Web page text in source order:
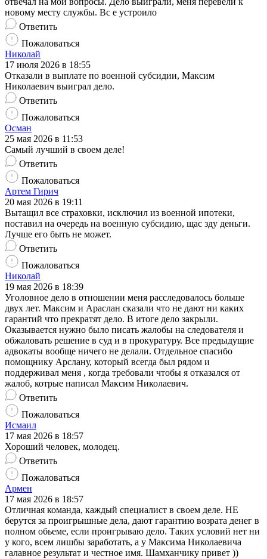
новому месту службы. Вс е устроило
Ответить
Пожаловаться
Николай
17 июля 2026 в 18:55
Отказали в выплате по военной субсидии, Максим
Николаевич выиграл дело.
Ответить
Пожаловаться
Осман
25 мая 2026 в 11:53
Самый лучший в своем деле!
Ответить
Пожаловаться
Артем Гирич
20 мая 2026 в 19:11
Вытащил все страховки, исключил из военной ипотеки,
поставил на очередь на военную субсидию, щас зду деньги.
Лучше его быть не может.
Ответить
Пожаловаться
Николай
19 мая 2026 в 18:39
Уголовное дело в отношении меня расследовалось больше
двух лет. Максим и Араслан сказали что не дают ни каких
гарантий что прекратят дело. В итоге дело закрыли.
Оказывается нужно было писать жалобы на следователя и
обжаловать решение в суд и в прокуратуру. Все предыдущие
адвокаты вообще ничего не делали. Отдельное спасибо
помощнику Арслану, который всегда был рядом и
поддерживал меня , когда требовали чтобы я отказался от
жалоб, котрые написал Максим Николаевич.
Ответить
Пожаловаться
Исмаил
17 мая 2026 в 18:57
Хороший человек, молодец.
Ответить
Пожаловаться
Армен
17 мая 2026 в 18:57
Отличная команда, каждый специалист в своем деле. НЕ
берутся за проигрышные дела, дают гарантию возрата денег в
полном обьеме, если проигрываю дело. Таких условий нет ни
у кого, всем лишбы заработать, а у Максима Николаевича
галавное результат и честное имя. Шамханчику привет ))